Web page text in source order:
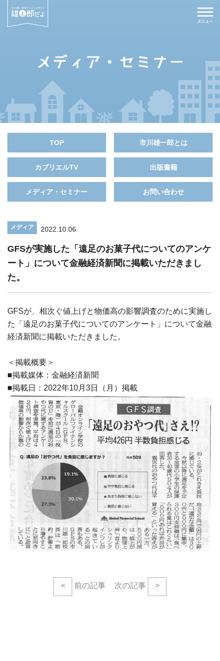
TOP 市川雄一郎とは
カブリエルTV 出版書籍
メディア・セミナー お問い合わせ
メディア 2022.10.06
GFSが実施した「遠足のお菓子代についてのアンケ
ート」について金融経済新聞に掲載いただきまし
た。
GFSが、相次ぐ値上げと物価高の影響調査のために実施し
た「遠足のお菓子代についてのアンケート」について金融
経済新聞に掲載いただきました。
＜掲載概要＞
■掲載媒体：金融経済新聞
■掲載日：2022年10月3日（月）掲載
< 前の記事 次の記事 >